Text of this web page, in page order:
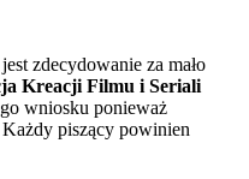
zdecydowanie za mało
Kreacji Filmu i Seriali
wniosku ponieważ
piszący powinien